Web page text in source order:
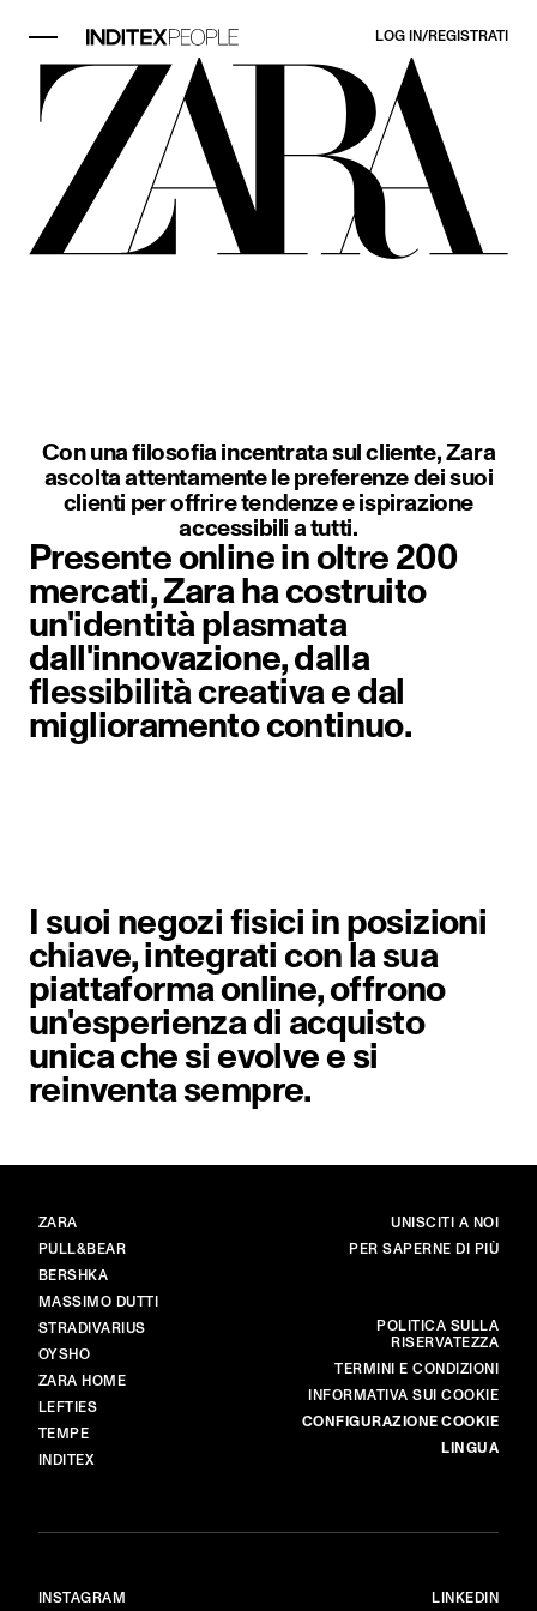
LOG IN/REGISTRATI
Con una filosofia incentrata sul cliente, Zara
ascolta attentamente le preferenze dei suoi
clienti per offrire tendenze e ispirazione
accessibili a tutti.
Presente online in oltre 200
mercati, Zara ha costruito
un'identità plasmata
dall'innovazione, dalla
flessibilità creativa e dal
miglioramento continuo.
I suoi negozi fisici in posizioni
chiave, integrati con la sua
piattaforma online, offrono
un'esperienza di acquisto
unica che si evolve e si
reinventa sempre.
BRAND
ZARA
PULL&BEAR
BERSHKA
MASSIMO DUTTI
STRADIVARIUS
OYSHO
ZARA HOME
LEFTIES
TEMPE
INDITEX
PRINCIPALE
UNISCITI A NOI
PER SAPERNE DI PIÙ
POLITICA SULLA
RISERVATEZZA
TERMINI E CONDIZIONI
INFORMATIVA SUI COOKIE
CONFIGURAZIONE COOKIE
LINGUA
INSTAGRAM LINKEDIN